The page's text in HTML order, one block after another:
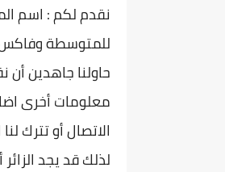
نقدم لكم : اسم
للمتوسطة
حاولنا جاهدين
معلومات أخرى
الاتصال أو تترك
لذلك قد يجد